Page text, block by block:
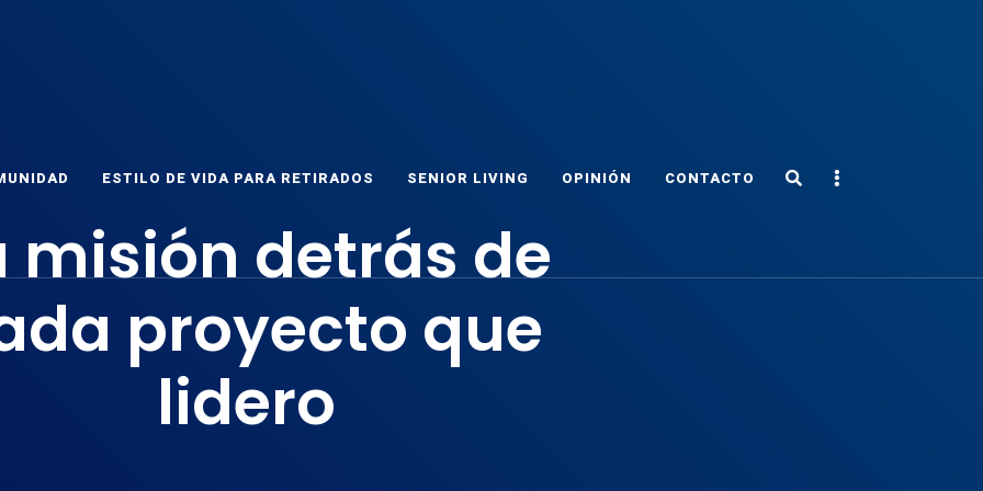
ESTILO DE VIDA PARA RETIRADOS SENIOR LIVING OPINIÓN CONTACTO SearchSidebar
misión detrás de
proyecto que
lidero